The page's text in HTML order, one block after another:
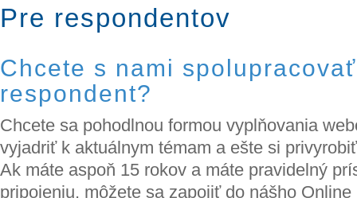
Pre respondentov
Chcete s nami
respondent?
Chcete sa pohodlnou formou vyplňovania
vyjadriť k aktuálnym témam a ešte si
Ak máte aspoň 15 rokov a máte pravidelný
pripojeniu, môžete sa zapojiť do nášho